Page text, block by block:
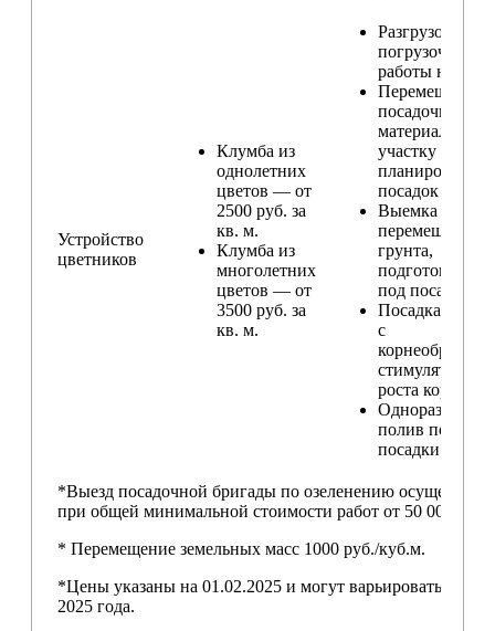
Устройство
цветников
Клумба из
однолетних
цветов — от
2500 руб. за
кв. м.
Клумба из
многолетних
цветов — от
3500 руб. за
кв. м.
Разгрузо-
погрузочные
работы на
Перемещение
посадочного
материала по
участку и
планирование
посадок
Выемка и
перемещение
грунта,
подготовка
под посадку
Посадка
с
стимулятором
роста корней
Одноразовый
полив после
посадки
*Выезд посадочной бригады по озеленению
при общей минимальной стоимости работ от 50 000,00
* Перемещение земельных масс 1000 руб./куб.м.
*Цены указаны на 01.02.2025 и могут варьироваться
2025 года.